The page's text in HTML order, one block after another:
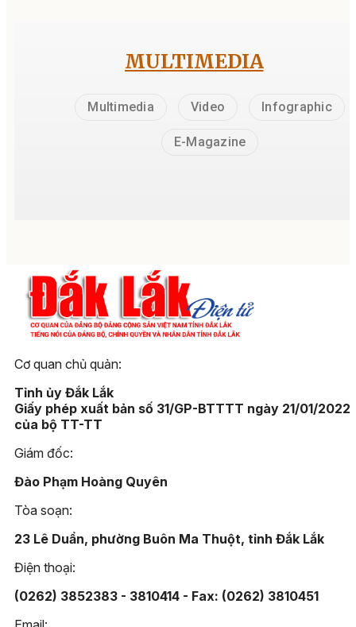
MULTIMEDIA
Multimedia Video Infographic
E-Magazine
Cơ quan chủ quản:
Tỉnh ủy Đắk Lắk
Giấy phép xuất bản số 31/GP-BTTTT ngày 21/01/2022
của bộ TT-TT
Giám đốc:
Đào Phạm Hoàng Quyên
Tòa soạn:
23 Lê Duẩn, phường Buôn Ma Thuột, tỉnh Đắk Lắk
Điện thoại:
(0262) 3852383 - 3810414 - Fax: (0262) 3810451